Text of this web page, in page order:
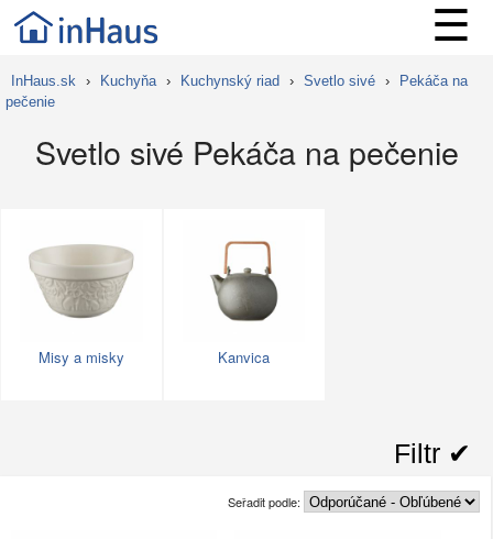
☰
InHaus.sk › Kuchyňa › Kuchynský riad › Svetlo sivé ›
Pekáča na
pečenie
Svetlo sivé Pekáča na pečenie
Misy a misky Kanvica
Filtr ✔︎
Seřadit podle: